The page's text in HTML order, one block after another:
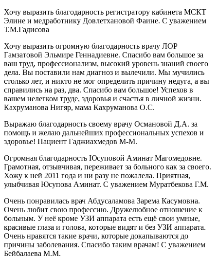
Хочу выразить благодарность регистратору кабинета МСКТ
Элине и медработнику Довлетхановой Фаине. С уважением
Т.М.Гадисова
Хочу выразить огромную благодарность врачу ЛОР
Гамзатовой Эльмире Геннадиевне. Спасибо вам большое за
ваш труд, профессионализм, высокий уровень знаний своего
дела. Вы поставили нам диагноз и вылечили. Мы мучились
столько лет, и никто не мог определить причину недуга, а вы
справились на раз, два. Спасибо вам большое! Успехов в
вашем нелегком труде, здоровья и счастья в личной жизни.
Кахруманова Нигяр, мама Кахруманова О.С.
Выражаю благодарность своему врачу Османовой Д.А. за
помощь и желаю дальнейших профессиональных успехов и
здоровье! Пациент Гаджиахмедов М-М.
Огромная благодарность Юсуповой Аминат Магомедовне.
Грамотная, отзывчивая, переживает за больного как за своего.
Хожу к ней 2011 года и ни разу не пожалела. Приятная,
улыбчивая Юсупова Аминат. С уважением Муратбекова Г.М.
Очень понравилась врач Абдусаламова Зарема Касумовна.
Очень любит свою профессию. Дружелюбное отношение к
больным. У неё кроме УЗИ аппарата есть ещё свои умные,
красивые глаза и голова, которые видят и без УЗИ аппарата.
Очень нравятся такие врачи, которые докапываются до
причины заболевания. Спасибо таким врачам! С уважением
Бейбалаева М.М.